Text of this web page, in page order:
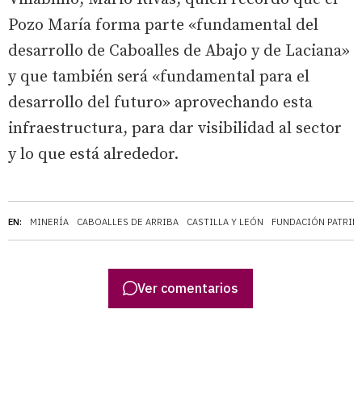
EN: MINERÍA CABOALLES DE ARRIBA CASTILLA Y LEÓN FUNDACIÓN
Pozo María forma parte «fundamental del
desarrollo de Caboalles de Abajo y de Laciana»
y que también será «fundamental para el
desarrollo del futuro» aprovechando esta
infraestructura, para dar visibilidad al sector
y lo que está alrededor.
Ver comentarios